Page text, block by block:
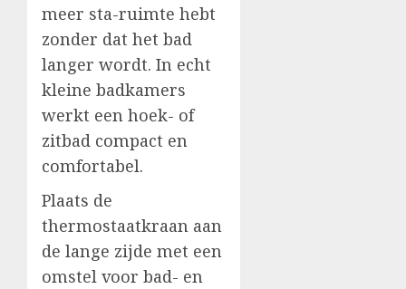
meer sta-ruimte hebt
zonder dat het bad
langer wordt. In echt
kleine badkamers
werkt een hoek- of
zitbad compact en
comfortabel.
Plaats de
thermostaatkraan aan
de lange zijde met een
omstel voor bad- en